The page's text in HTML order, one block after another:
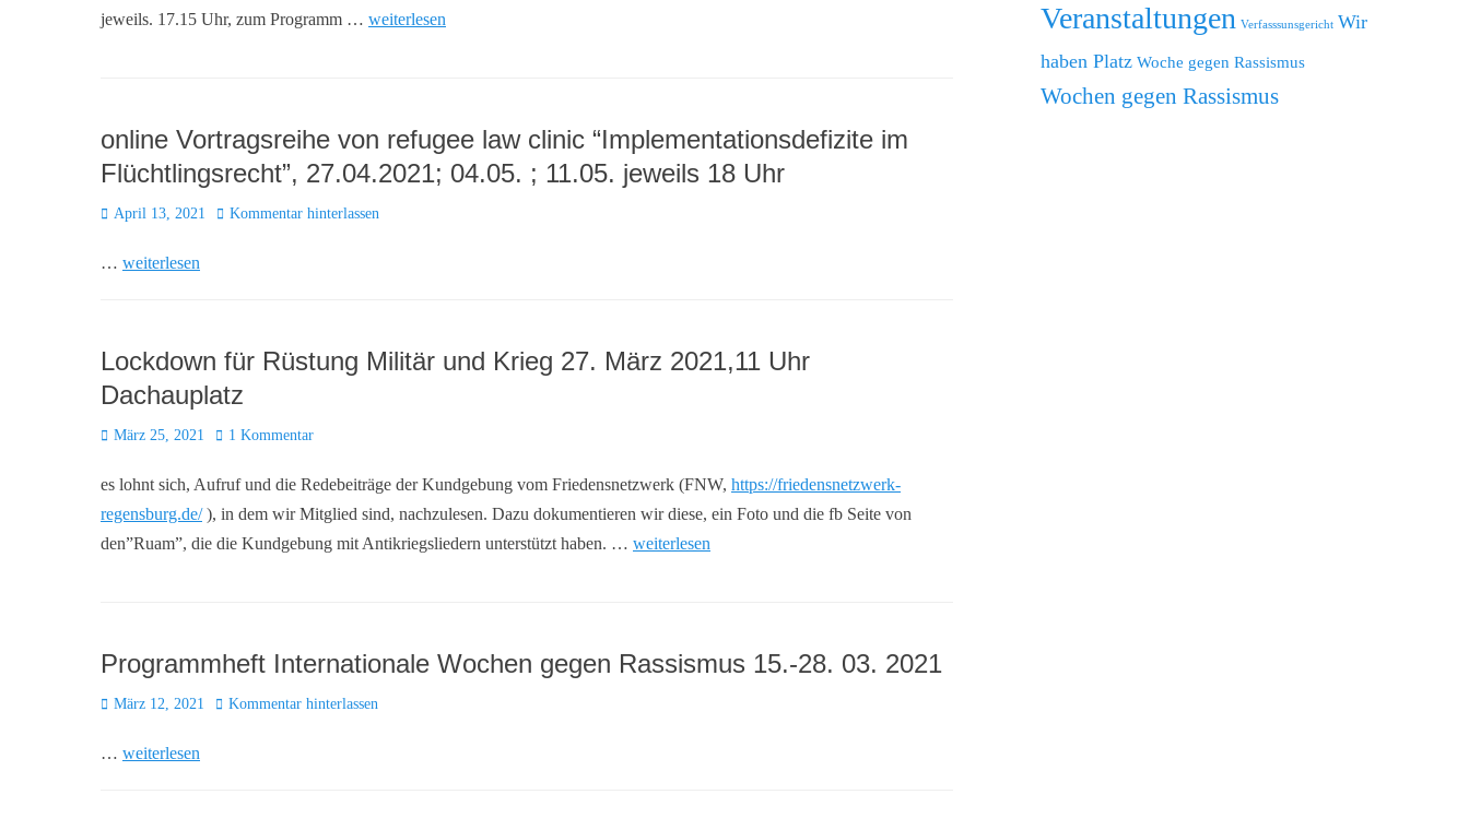
jeweils. 17.15 Uhr, zum Programm … weiterlesen
online Vortragsreihe von refugee law clinic “Implementationsdefizite im
Flüchtlingsrecht”, 27.04.2021; 04.05. ; 11.05. jeweils 18 Uhr
Posted
April 13, 2021 Kommentar hinterlassen
… weiterlesen
Lockdown für Rüstung Militär und Krieg 27. März 2021,11 Uhr
Dachauplatz
Posted
März 25, 2021 1 Kommentar
es lohnt sich, Aufruf und die Redebeiträge der Kundgebung vom Friedensnetzwerk (FNW, https://friedensnetzwerk-
regensburg.de/), in dem wir Mitglied sind, nachzulesen. Dazu dokumentieren wir diese, ein Foto und die fb Seite von
den”Ruam”, die die Kundgebung mit Antikriegsliedern unterstützt haben. … weiterlesen
Programmheft Internationale Wochen gegen Rassismus 15.-28. 03. 2021
Posted
März 12, 2021 Kommentar hinterlassen
… weiterlesen
Veranstaltungen Verfasssunsgericht Wir
haben Platz Woche gegen Rassismus
Wochen gegen Rassismus